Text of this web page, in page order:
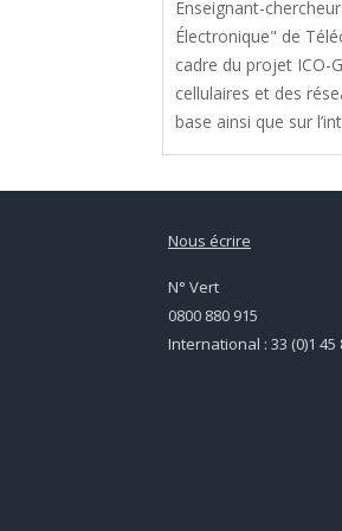
Enseignant-
Électronique" de
cadre du projet ICO-
cellulaires et des
base ainsi que sur
Nous écrire
N° Vert
0800 880 915
International : 33 (0)1 45